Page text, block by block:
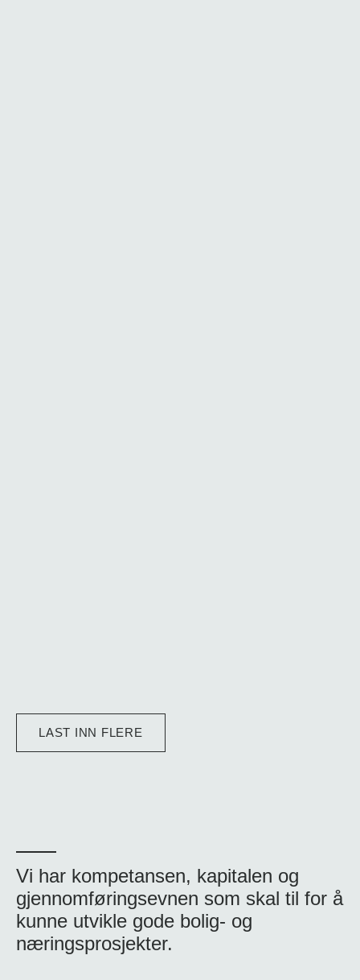
LAST INN FLERE
Vi har kompetansen, kapitalen og
gjennomføringsevnen som skal til for å
kunne utvikle gode bolig- og
næringsprosjekter.